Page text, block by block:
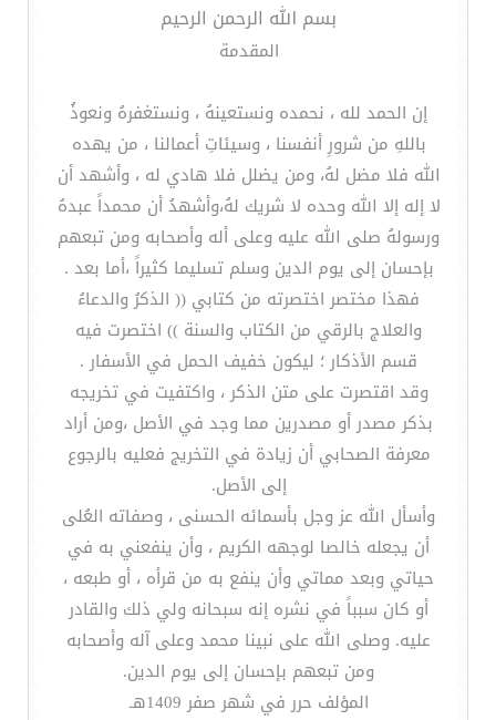
بسم الله الرحمن الرحيم
المقدمة
إن الحمد لله ، نحمده ونستعينهُ ، ونستغفرهُ ونعوذُ
باللهِ من شرورِ أنفسنا ، وسيئاتِ أعمالنا ، من يهده
الله فلا مضل لهُ، ومن يضلل فلا هادي له ، وأشهد أن
لا إله إلا الله وحده لا شريك لهُ،وأشهدُ أن محمداً عبدهُ
ورسولهُ صلى الله عليه وعلى أله وأصحابه ومن تبعهم
بإحسان إلى يوم الدين وسلم تسليما كثيراً ،أما بعد .
فهذا مختصر اختصرته من كتابي (( الذكرُ والدعاءُ
والعلاج بالرقي من الكتاب والسنة )) اختصرت فيه
قسم الأذكار ؛ ليكون خفيف الحمل في الأسفار .
وقد اقتصرت على متن الذكر ، واكتفيت في تخريجه
بذكر مصدر أو مصدرين مما وجد في الأصل ،ومن أراد
معرفة الصحابي أن زيادة في التخريج فعليه بالرجوع
إلى الأصل.
وأسأل الله عز وجل بأسمائه الحسنى ، وصفاته العُلى
أن يجعله خالصا لوجهه الكريم ، وأن ينفعني به في
حياتي وبعد مماتي وأن ينفع به من قرأه ، أو طبعه ،
أو كان سبباً في نشره إنه سبحانه ولي ذلك والقادر
عليه. وصلى الله على نبينا محمد وعلى آله وأصحابه
ومن تبعهم بإحسان إلى يوم الدين.
المؤلف حرر في شهر صفر 1409هـ